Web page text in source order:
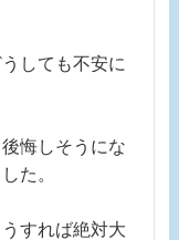
しても不安に
悔しそうにな
た。
すれば絶対大